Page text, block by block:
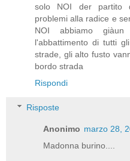
solo NOI der partito
problemi alla radice e
NOI abbiamo
l'abbattimento di tutti
strade, gli alto fusto
bordo strada
Rispondi
Risposte
Anonimo marzo 28,
Madonna burino....